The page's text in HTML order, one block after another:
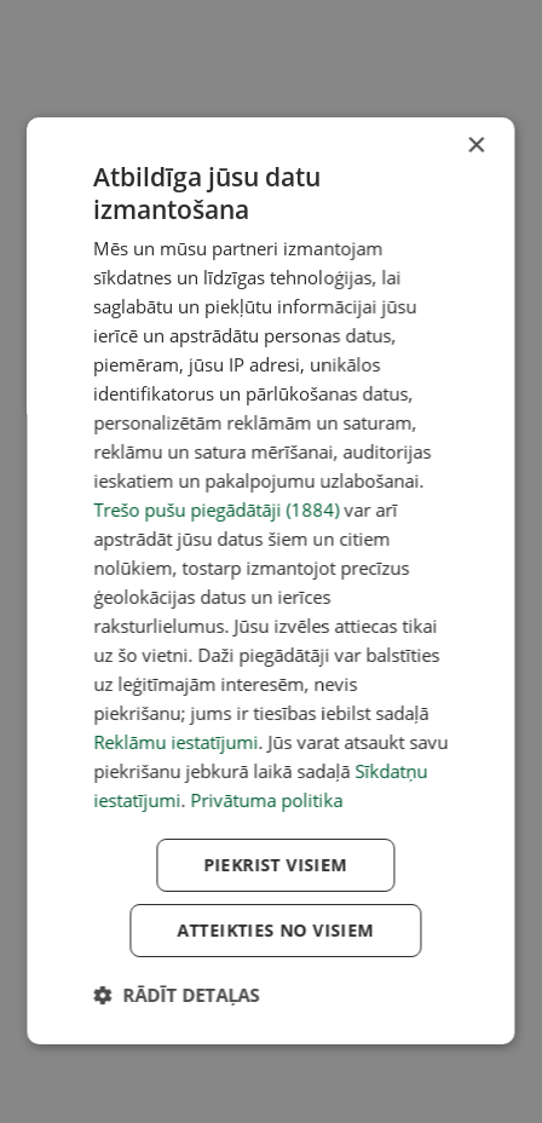
×
Atbildīga jūsu datu
izmantošana
Mēs un mūsu partneri izmantojam
sīkdatnes un līdzīgas tehnoloģijas, lai
saglabātu un piekļūtu informācijai jūsu
ierīcē un apstrādātu personas datus,
piemēram, jūsu IP adresi, unikālos
identifikatorus un pārlūkošanas datus,
personalizētām reklāmām un saturam,
reklāmu un satura mērīšanai, auditorijas
ieskatiem un pakalpojumu uzlabošanai.
Trešo pušu piegādātāji (1884)var arī
apstrādāt jūsu datus šiem un citiem
nolūkiem, tostarp izmantojot precīzus
ģeolokācijas datus un ierīces
raksturlielumus. Jūsu izvēles attiecas tikai
uz šo vietni. Daži piegādātāji var balstīties
uz leģitīmajām interesēm, nevis
piekrišanu; jums ir tiesības iebilst sadaļā
Reklāmu iestatījumi. Jūs varat atsaukt savu
piekrišanu jebkurā laikā sadaļā Sīkdatņu
iestatījumi. Privātuma politika
PIEKRIST VISIEM
ATTEIKTIES NO VISIEM
RĀDĪT DETAĻAS